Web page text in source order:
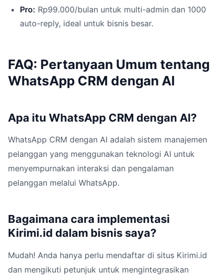
Pro: Rp99.000/bulan untuk multi-admin dan 1000
auto-reply, ideal untuk bisnis besar.
FAQ: Pertanyaan Umum tentang
WhatsApp CRM dengan AI
Apa itu WhatsApp CRM dengan AI?
WhatsApp CRM dengan AI adalah sistem manajemen
pelanggan yang menggunakan teknologi AI untuk
menyempurnakan interaksi dan pengalaman
pelanggan melalui WhatsApp.
Bagaimana cara implementasi
Kirimi.id dalam bisnis saya?
Mudah! Anda hanya perlu mendaftar di situs Kirimi.id
dan mengikuti petunjuk untuk mengintegrasikan